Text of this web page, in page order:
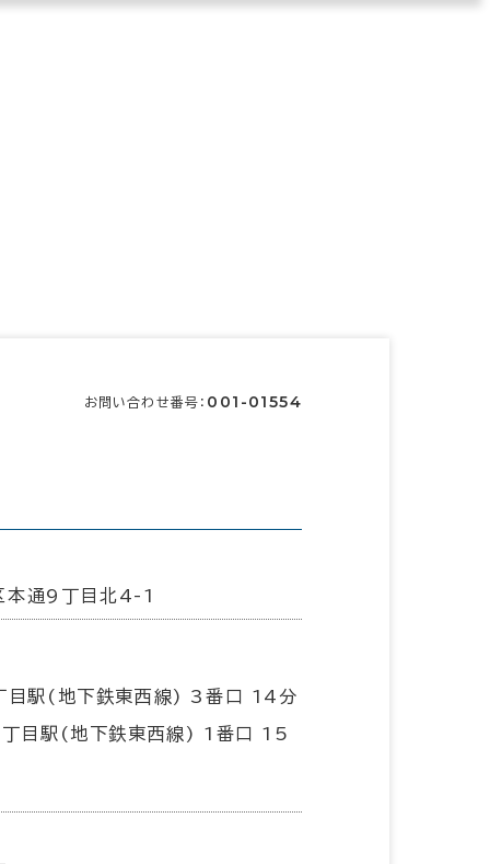
お問い合わせ番号： 001-01554
本通9丁目北4-1
目駅(地下鉄東西線) 3番口 14分
丁目駅(地下鉄東西線) 1番口 15